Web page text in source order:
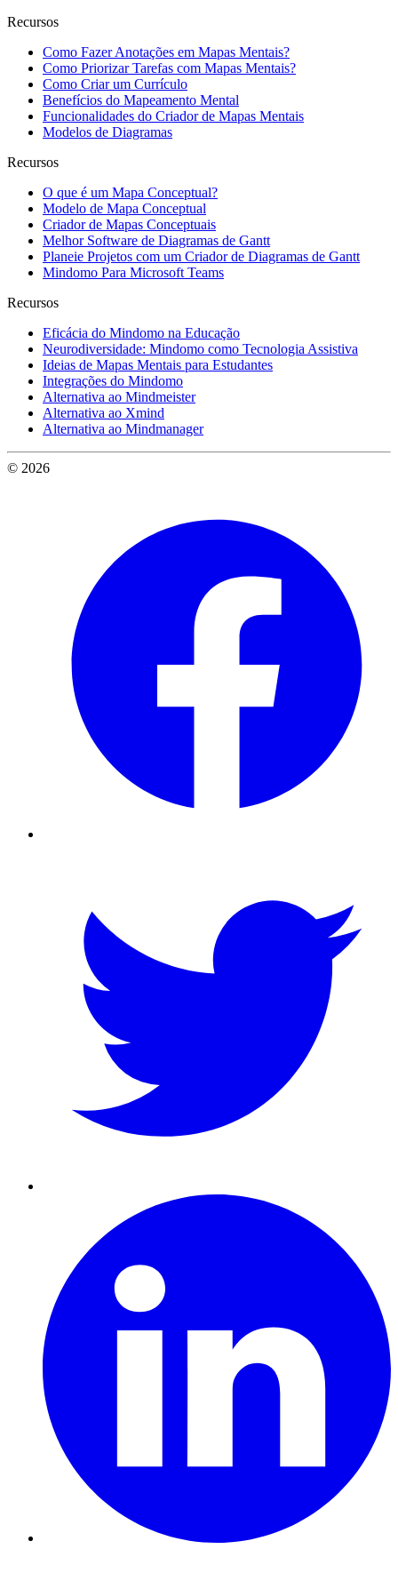
Recursos
Como Fazer Anotações em Mapas Mentais?
Como Priorizar Tarefas com Mapas Mentais?
Como Criar um Currículo
Benefícios do Mapeamento Mental
Funcionalidades do Criador de Mapas Mentais
Modelos de Diagramas
Recursos
O que é um Mapa Conceptual?
Modelo de Mapa Conceptual
Criador de Mapas Conceptuais
Melhor Software de Diagramas de Gantt
Planeie Projetos com um Criador de Diagramas de Gantt
Mindomo Para Microsoft Teams
Recursos
Eficácia do Mindomo na Educação
Neurodiversidade: Mindomo como Tecnologia Assistiva
Ideias de Mapas Mentais para Estudantes
Integrações do Mindomo
Alternativa ao Mindmeister
Alternativa ao Xmind
Alternativa ao Mindmanager
© 2026